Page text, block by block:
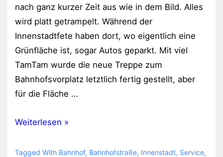
nach ganz kurzer Zeit aus wie in dem Bild. Alles
wird platt getrampelt. Während der
Innenstadtfete haben dort, wo eigentlich eine
Grünfläche ist, sogar Autos geparkt. Mit viel
TamTam wurde die neue Treppe zum
Bahnhofsvorplatz letztlich fertig gestellt, aber
für die Fläche …
Grünflächen
der
Weiterlesen »
Tagged With Bahnhof, Bahnhofstraße, Innenstadt, Service,